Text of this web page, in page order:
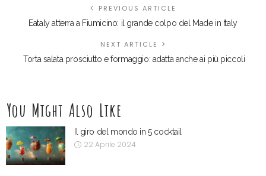
PREVIOUS ARTICLE
Eataly atterra a Fiumicino: il grande colpo del Made in Italy
NEXT ARTICLE
Torta salata prosciutto e formaggio: adatta anche ai più piccoli
You Might Also Like
Il giro del mondo in 5 cocktail
22 Aprile 2024